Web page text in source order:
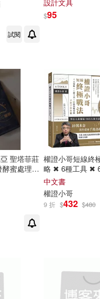
東篱子(2)
萊曼(2)
瑋哥）(2)
哥、偉賀鈞(2)
ッシング(2)
社(2)
版社(2) 五南(2)
社(2)
社(2)
公司(2)
會(2)
試閱
設計文具
$95
聖塔菲莊
蜜處理法
(230g)莊
權證小哥短線終
略 ✖ 6種工具 ✖
例，手把手教你
版】
中文書
權證小哥
9 折 $432 $480